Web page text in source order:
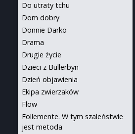
Do utraty tchu
Dom dobry
Donnie Darko
Drama
Drugie życie
Dzieci z Bullerbyn
Dzień objawienia
Ekipa zwierzaków
Flow
Follemente. W tym szaleństwie
jest metoda